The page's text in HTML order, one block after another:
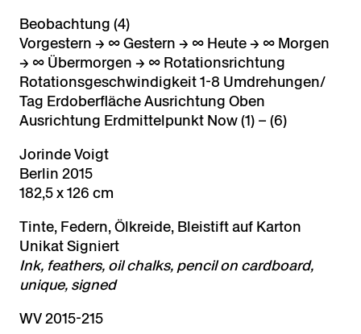
Beobachtung (4)
Vorgestern → ∞ Gestern → ∞ Heute → ∞ Morgen
→ ∞ Übermorgen → ∞ Rotationsrichtung
Rotationsgeschwindigkeit 1-8 Umdrehungen/
Tag Erdoberfläche Ausrichtung Oben
Ausrichtung Erdmittelpunkt Now (1) – (6)
Jorinde Voigt
Berlin 2015
182,5 x 126 cm
Tinte, Federn, Ölkreide, Bleistift auf Karton
Unikat Signiert
Ink, feathers, oil chalks, pencil on cardboard,
unique, signed
WV 2015-215